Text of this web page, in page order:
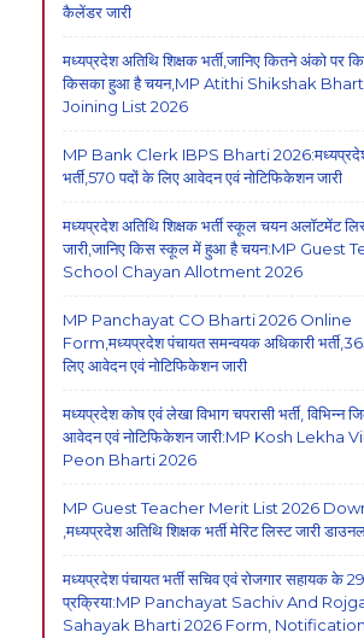
कैलेंडर जारी
मध्यप्रदेश अतिथि शिक्षक भर्ती,जानिए कितने अंको पर
किसका हुआ है चयन,MP Atithi Shikshak
Joining List 2026
MP Bank Clerk IBPS Bharti
भर्ती,570 पदों के लिए आवेदन एवं नोटिफिकेशन जारी
मध्यप्रदेश अतिथि शिक्षक भर्ती स्कूल चयन अलॉटमेंट
जारी,जानिए किस स्कूल में हुआ है चयन:MP Guest
School Chayan Allotment 2026
MP Panchayat CO Bharti 2026 Online
Form,मध्यप्रदेश पंचायत समन्वयक अधिकारी
लिए आवेदन एवं नोटिफिकेशन जारी
मध्यप्रदेश कोष एवं लेखा विभाग चपरासी भर्ती, विभिन्न
आवेदन एवं नोटिफिकेशन जारी:MP Kosh Lekha
Peon Bharti 2026
MP Guest Teacher Merit List 2026
,मध्यप्रदेश अतिथि शिक्षक भर्ती मेरिट लिस्ट जारी
मध्यप्रदेश पंचायत भर्ती सचिव एवं रोजगार सहायक के
प्रक्रिया:MP Panchayat Sachiv And
Sahayak Bharti 2026 Form, Notification,